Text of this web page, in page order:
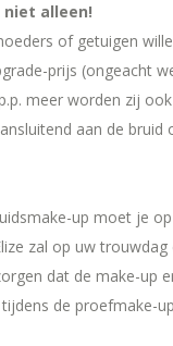
alleen!
of getuigen
prijs (ongeacht
meer worden zij
aan de bruid
up moet je
zal op uw
dat de make-up
de proefmake-